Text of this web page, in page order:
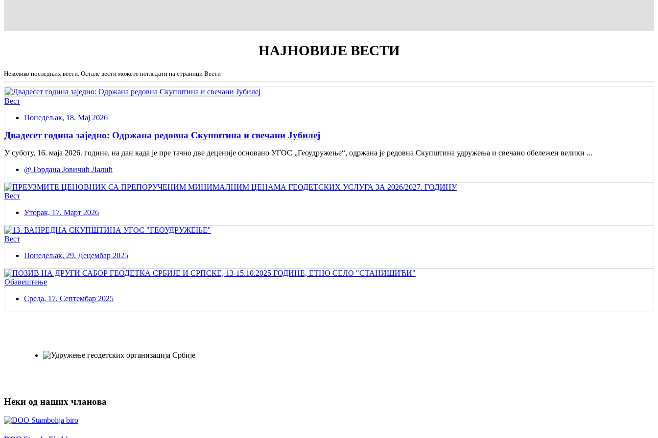
НАЈНОВИЈЕ ВЕСТИ
Неколико последњих вести. Остале вести можете погледати на страници Вести
Вест
Понедељак, 18. Мај 2026
Двадесет година заједно: Одржана редовна Скупштина и свечани Jубилеј
У суботу, 16. маја 2026. године, на дан када је пре тачно две деценије основано УГОС „Геоудружење“, одржана је редовна Скупштина удружења и свечано обележен велики ...
@ Гордана Јовичић Лалић
Вест
Уторак, 17. Март 2026
Вест
Понедељак, 29. Децембар 2025
Обавештење
Среда, 17. Септембар 2025
Неки од наших чланова